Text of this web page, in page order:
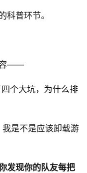
科普环节。
容——
个大坑，为什么排
是不是应该卸载游
发现你的队友每把